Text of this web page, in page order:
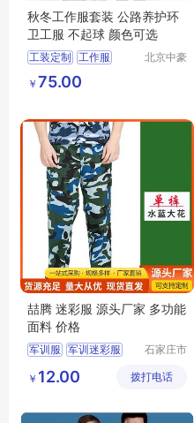
秋冬工作服套装 公路养护环
卫工服 不起球 颜色可选
工装定制 工作服
北京中豪
￥ 75.00
喆腾 迷彩服 源头厂家 多功能
面料 价格
军训服 军训迷彩服
石家庄市
有限公司
￥ 12.00 拨打电话